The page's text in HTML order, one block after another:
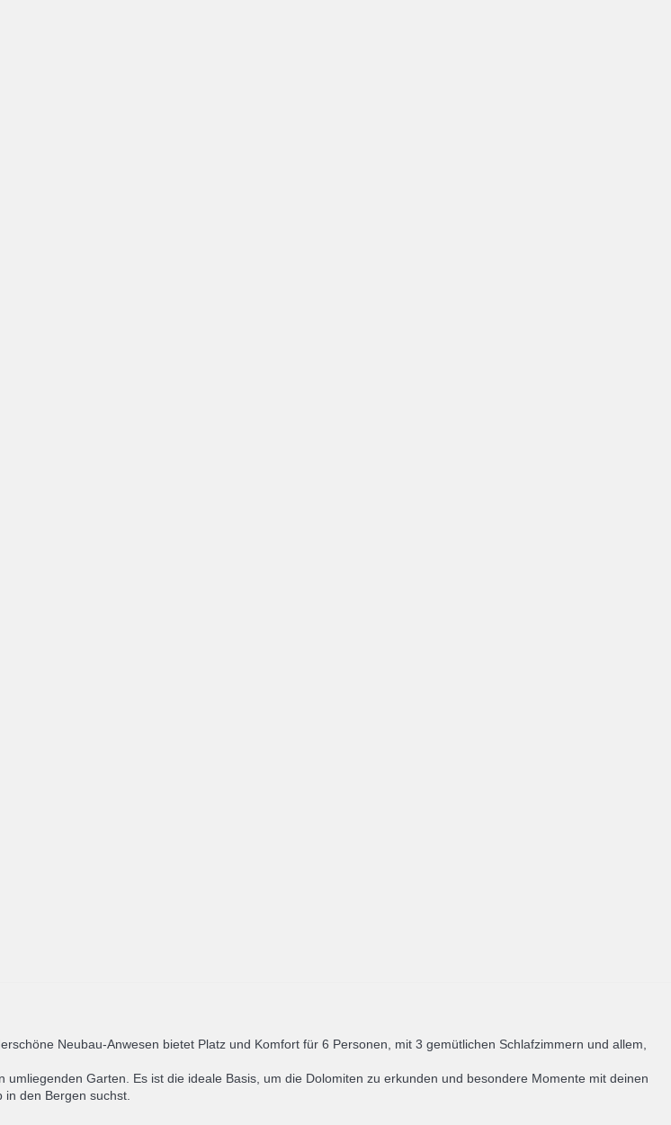
Neubau-Anwesen bietet Platz und Komfort für 6 Personen, mit 3 gemütlichen Schlafzimmern und allem,
Garten. Es ist die ideale Basis, um die Dolomiten zu erkunden und besondere Momente mit deinen
den Bergen suchst.